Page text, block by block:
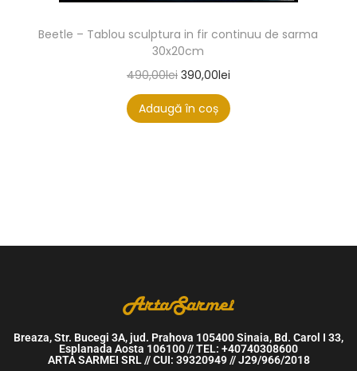
Beetle – Tablou sculptura in fir continuu de sarma
30x20cm
490,00lei 390,00lei
Adaugă în coș
Breaza, Str. Bucegi 3A, jud. Prahova 105400 Sinaia, Bd. Carol I 33,
Esplanada Aosta 106100 // TEL: +40740308600
ARTA SARMEI SRL // CUI: 39320949 // J29/966/2018